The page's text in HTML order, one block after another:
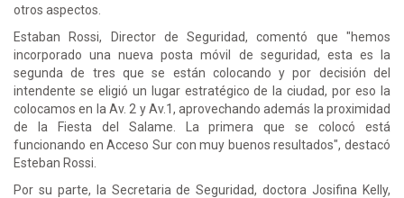
otros aspectos.
Estaban Rossi, Director de Seguridad, comentó que "hemos
incorporado una nueva posta móvil de seguridad, esta es la
segunda de tres que se están colocando y por decisión del
intendente se eligió un lugar estratégico de la ciudad, por eso la
colocamos en la Av. 2 y Av.1, aprovechando además la proximidad
de la Fiesta del Salame. La primera que se colocó está
funcionando en Acceso Sur con muy buenos resultados", destacó
Esteban Rossi.
Por su parte, la Secretaria de Seguridad, doctora Josifina Kelly,